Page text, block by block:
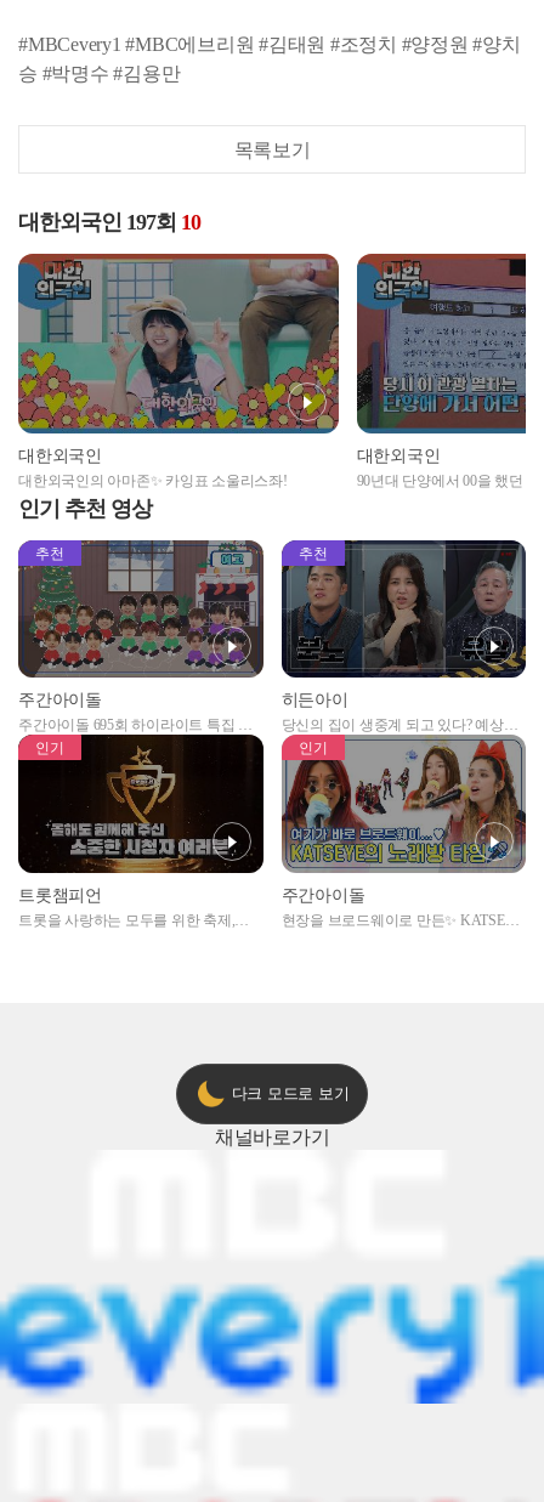
#MBCevery1 #MBC에브리원 #김태원 #조정치 #양정원 #양치
승 #박명수 #김용만
목록보기
대한외국인 197회 10
대한외국인
대한외국인의 아마존✨ 카잉표 소울리스좌!
대한외국인
90년대 단양에서 00을 했던
인기 추천 영상
추천
주간아이돌
주간아이돌 695회 하이라이트 특집 남
자아이돌편 예고
추천
히든아이
당신의 집이 생중계 되고 있다? 예상치
못한 곳에서 일어나는 불법촬영 범죄!
인기
트롯챔피언
트롯을 사랑하는 모두를 위한 축제,
인기
주간아이돌
현장을 브로드웨이로 만든✨ KATSEYE
다크 모드로 보기
채널바로가기